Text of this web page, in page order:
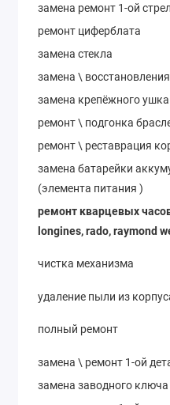
замена ремонт 1-ой
ремонт циферблата
замена стекла
замена \
замена крепёжного ушка
ремонт \ подгонка
ремонт \ реставрация
замена батарейки
(элемента питания )
ремонт кварцевых
longines, rado, raymond
чистка механизма
удаление пыли из
полный ремонт
замена \ ремонт 1-ой
замена заводного